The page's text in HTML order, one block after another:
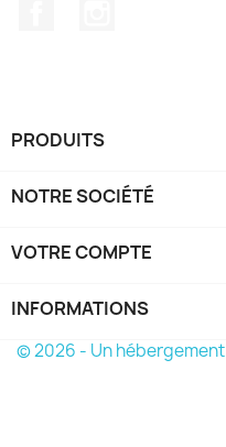
PRODUITS
NOTRE SOCIÉTÉ
VOTRE COMPTE
INFORMATIONS
© 2026 - Un